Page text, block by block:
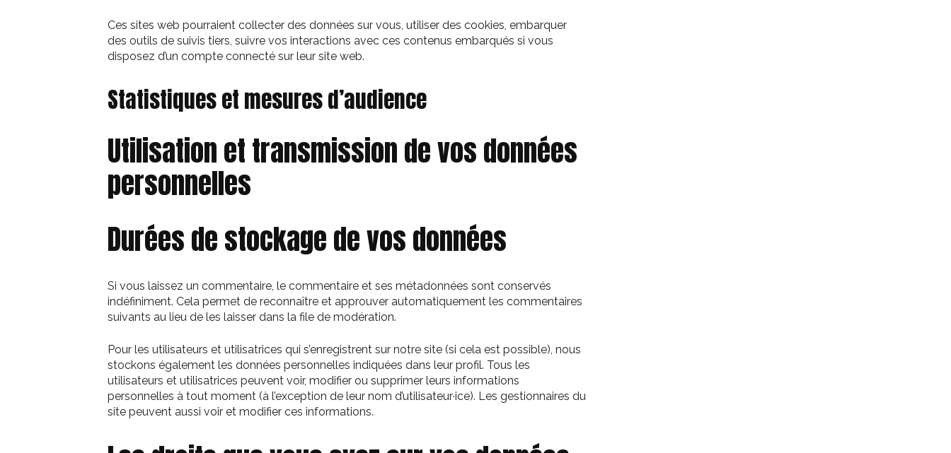
Ces sites web pourraient collecter des données sur vous, utiliser des cookies, embarquer
des outils de suivis tiers, suivre vos interactions avec ces contenus embarqués si vous
disposez d’un compte connecté sur leur site web.
Statistiques et mesures d’audience
Utilisation et transmission de vos données
personnelles
Durées de stockage de vos données
Si vous laissez un commentaire, le commentaire et ses métadonnées sont conservés
indéfiniment. Cela permet de reconnaître et approuver automatiquement les commentaires
suivants au lieu de les laisser dans la file de modération.
Pour les utilisateurs et utilisatrices qui s’enregistrent sur notre site (si cela est possible), nous
stockons également les données personnelles indiquées dans leur profil. Tous les
utilisateurs et utilisatrices peuvent voir, modifier ou supprimer leurs informations
personnelles à tout moment (à l’exception de leur nom d’utilisateur·ice). Les gestionnaires du
site peuvent aussi voir et modifier ces informations.